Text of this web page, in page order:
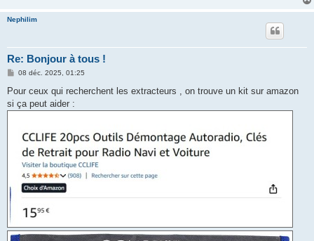
Nephilim
Re: Bonjour à tous !
M
s
a
08 déc. 2025, 01:25
Pour ceux qui recherchent les extracteurs , on trouve un kit sur amazon
si ça peut aider :